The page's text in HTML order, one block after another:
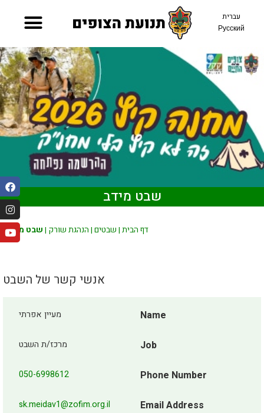
עברית
Русский
שבט מידב
דף הבית | שבטים | הנהגת שורק | שבט מידב
אנשי קשר של השבט
Name מעיין אפרתי
Job מרכז/ת השבט
Phone Number
050-6998612
Email Address
sk.meidav1@zofim.org.il